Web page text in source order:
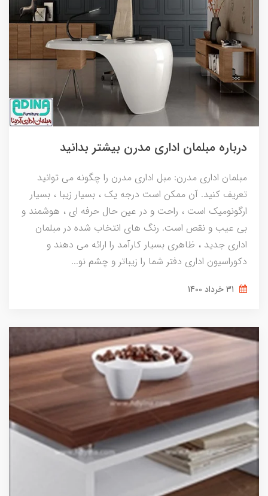
درباره مبلمان اداری مدرن بیشتر بدانید
مبلمان اداری مدرن: مبل اداری مدرن را چگونه می توانید
تعریف کنید. آن ممکن است درجه یک ، بسیار زیبا ، بسیار
ارگونومیک است ، راحت و در عین حال حرفه ای ، هوشمند و
بی عیب و نقص است. رنگ های انتخاب شده در مبلمان
اداری جدید ، ظاهری بسیار کارآمد را ارائه می دهند و
دکوراسیون اداری دفتر شما را زیباتر و چشم نو...